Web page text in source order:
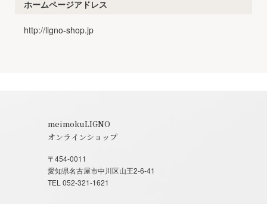
ホームページアドレス
http://ligno-shop.jp
meimokuLIGNO
オンラインショップ
〒454-0011
愛知県名古屋市中川区山王2-6-41
TEL 052-321-1621